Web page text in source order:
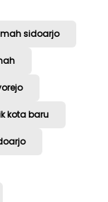
sidoarjo
kota baru